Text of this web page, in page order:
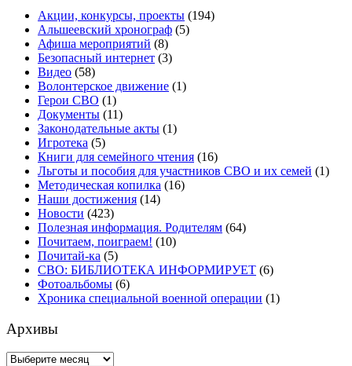
Акции, конкурсы, проекты (194)
Альшеевский хронограф (5)
Афиша мероприятий (8)
Безопасный интернет (3)
Видео (58)
Волонтерское движение (1)
Герои СВО (1)
Документы (11)
Законодательные акты (1)
Игротека (5)
Книги для семейного чтения (16)
Льготы и пособия для участников СВО и их семей (1)
Методическая копилка (16)
Наши достижения (14)
Новости (423)
Полезная информация. Родителям (64)
Почитаем, поиграем! (10)
Почитай-ка (5)
СВО: БИБЛИОТЕКА ИНФОРМИРУЕТ (6)
Фотоальбомы (6)
Хроника специальной военной операции (1)
Архивы
Архивы